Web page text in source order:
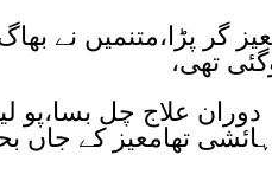
پڑا،متنمیں نے بھاگ
تھی،
علاج چل بسا،پو
تھامعیز کے جاں